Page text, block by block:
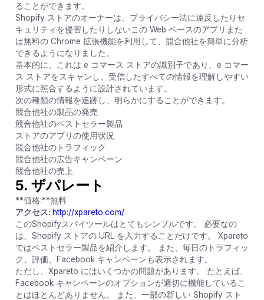
ることができます。
Shopify ストアのオーナーは、プライバシー法に違反したりセ
キュリティを侵害したりしないこの Web ベースのアプリまた
は無料の Chrome 拡張機能を利用して、競合他社を簡単に分析
できるようになりました。
基本的に、これは e コマース ストアの識別子であり、e コマー
ス ストアをスキャンし、受信したすべての情報を理解しやすい
形式に照合するように設計されています。
次の種類の情報を追跡し、明らかにすることができます。
競合他社の製品の発売
競合他社のベストセラー製品
ストアのアプリの使用状況
競合他社のトラフィック
競合他社の広告キャンペーン
競合他社の売上
5. ザパレート
**価格:**無料
アクセス: http://xpareto.com/
このShopifyスパイツールはとてもシンプルです。 必要なの
は、Shopify ストアの URL を入力することだけです。 Xpareto
ではベストセラー製品を紹介します。 また、毎日のトラフィッ
ク、評価、Facebook キャンペーンも表示されます。
ただし、Xpareto にはいくつかの問題があります。 たとえば、
Facebook キャンペーンのオプションが適切に機能しているこ
とはほとんどありません。 また、一部の新しい Shopify スト